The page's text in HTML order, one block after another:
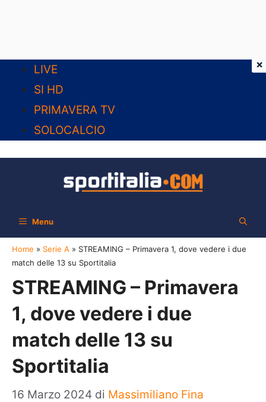
contenuto
LIVE
SI HD
PRIMAVERA TV
SOLOCALCIO
Menu
Home » Serie A » STREAMING – Primavera 1, dove vedere i due
match delle 13 su Sportitalia
STREAMING – Primavera
1, dove vedere i due
match delle 13 su
Sportitalia
16 Marzo 2024 di Massimiliano Fina
×